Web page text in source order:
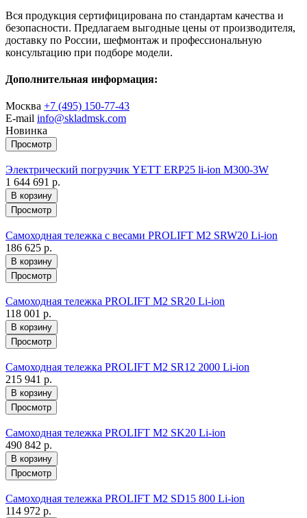
Вся продукция сертифицирована по стандартам качества и
безопасности. Предлагаем выгодные цены от производителя,
доставку по России, шефмонтаж и профессиональную
консультацию при подборе модели.
Дополнительная информация:
Москва +7 (495) 150-77-43
E-mail info@skladmsk.com
Новинка
Просмотр
Электрический погрузчик YETT ERP25 li-ion M300-3W
1 644 691 р.
В корзину
Просмотр
Самоходная тележка с весами PROLIFT M2 SRW20 Li-ion
186 625 р.
В корзину
Просмотр
Самоходная тележка PROLIFT M2 SR20 Li-ion
118 001 р.
В корзину
Просмотр
Самоходная тележка PROLIFT M2 SR12 2000 Li-ion
215 941 р.
В корзину
Просмотр
Самоходная тележка PROLIFT M2 SK20 Li-ion
490 842 р.
В корзину
Просмотр
Самоходная тележка PROLIFT M2 SD15 800 Li-ion
114 972 р.